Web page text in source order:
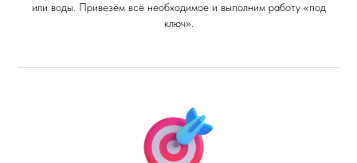
или воды. Привезём всё необходимое и выполним работу «под
ключ».